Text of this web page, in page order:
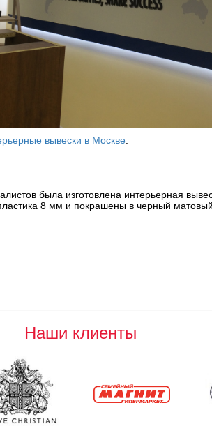
вывески в Москве
была изготовлена интерьерная
8 мм и покрашены в черный
Наши клиенты